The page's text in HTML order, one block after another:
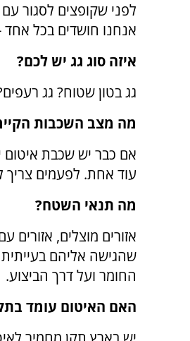
לפני שקופצים לסגור
אנחנו חושדים בכל אחד
איזה סוג גג יש לכם?
גג בטון שטוח? גג
מה מצב השכבות
אם כבר יש שכבת איטום
עוד אחת. לפעמים
מה תנאי השטח?
אזורים מוצלים, אזורים
שהגישה אליהם
החומר ועל דרך הביצוע.
האם האיטום עומד